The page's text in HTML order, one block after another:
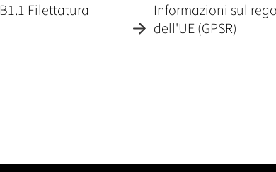
Filettatura
Informazioni sul
dell'UE (GPSR)